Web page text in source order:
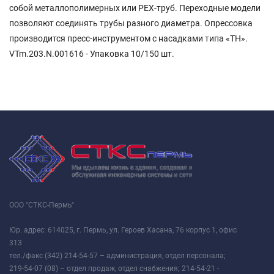
собой металлополимерных или РЕХ-труб. Переходные модели
позволяют соединять трубы разного диаметра. Опрессовка
производится пресс-инструментом с насадками типа «ТН».
VTm.203.N.001616 - Упаковка 10/150 шт.
ООО "СТКС-Пермь"
Юр. адрес: 614025, г. Пермь, ул. Героев Хасана, 76 корпус 1, офис
313
тел./факс (342) 214-54-57 – администрация, отдел персонала;
219-54-07 (08) – отдел продаж, отдел снабжения; 214-54-21 -